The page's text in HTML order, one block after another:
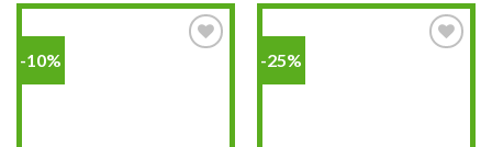
-10% -25%